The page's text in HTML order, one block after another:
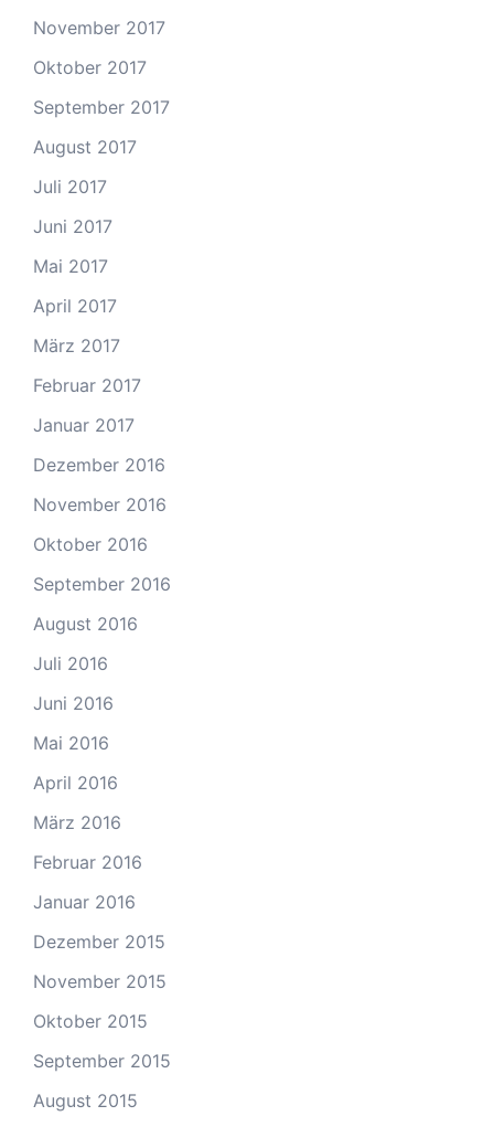
November 2017
Oktober 2017
September 2017
August 2017
Juli 2017
Juni 2017
Mai 2017
April 2017
März 2017
Februar 2017
Januar 2017
Dezember 2016
November 2016
Oktober 2016
September 2016
August 2016
Juli 2016
Juni 2016
Mai 2016
April 2016
März 2016
Februar 2016
Januar 2016
Dezember 2015
November 2015
Oktober 2015
September 2015
August 2015